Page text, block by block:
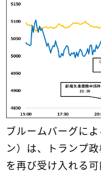
ブルームバーグに
ン）は、トランプ
を再び受け入れる